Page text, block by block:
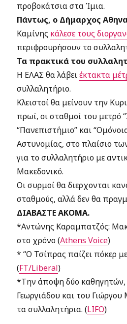
προβοκάτσια στα Ίμια.
Πάντως, ο Δήμαρχος
Καμίνης κάλεσε τους
περιφρουρήσουν το
Τα πρακτικά του
Η ΕΛΑΣ θα λάβειέκτακτα
συλλαλητήριο.
Κλειστοί θα μείνουν την
πρωί, οι σταθμοί του μετρό
“Πανεπιστήμιο” και
Αστυνομίας, στο πλαίσιο
για το συλλαλητήριο με
Μακεδονικό.
Οι συρμοί θα διερχονται
σταθμούς, αλλά δεν θα
ΔΙΑΒΑΣΤΕ ΑΚΟΜΑ.
*Αντώνης Καραμπατζός:
στο χρόνο (Athens Voice)
* “Ο Τσίπρας παίζει πόκερ
(FT/Liberal)
*Την άποψη δύο καθηγητών,
Γεωργιάδου και του
τα συλλαλητήρια. (LIFO)